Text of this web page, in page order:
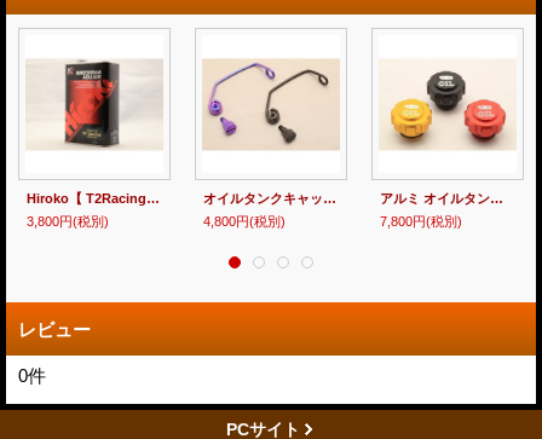
Hiroko【 T2Racing SPESIAL 】乾式用ギアオイル
3,800円(税別)
オイルタンクキャップワイヤー
4,800円(税別)
アルミ オイルタンクキャップ
7,800円(税別)
レビュー
0件
PCサイト